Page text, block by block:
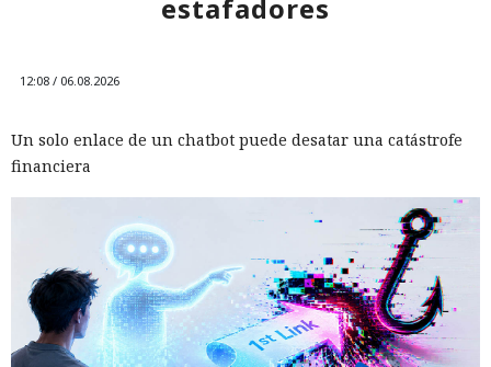
estafadores
12:08 / 06.08.2026
Un solo enlace de un chatbot puede desatar una catástrofe
financiera